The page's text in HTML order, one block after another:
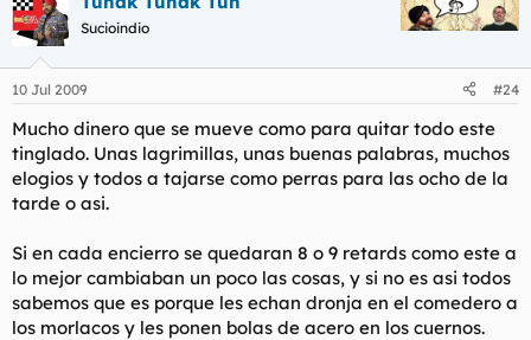
Sucioindio
10 Jul 2009 #24
Mucho dinero que se mueve como para quitar todo este
tinglado. Unas lagrimillas, unas buenas palabras, muchos
elogios y todos a tajarse como perras para las ocho de la
tarde o asi.
Si en cada encierro se quedaran 8 o 9 retards como este a
lo mejor cambiaban un poco las cosas, y si no es asi todos
sabemos que es porque les echan dronja en el comedero a
los morlacos y les ponen bolas de acero en los cuernos.